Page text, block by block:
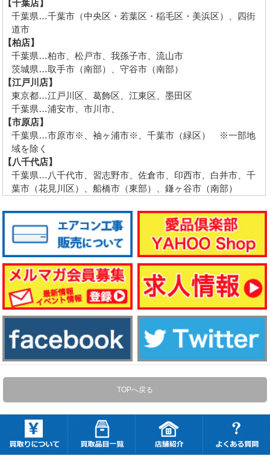
【千葉店】
千葉県…千葉市（中央区・若葉区・稲毛区・美浜区）、四街
道市
【柏店】
千葉県…柏市、松戸市、我孫子市、流山市
茨城県…取手市（南部）、守谷市（南部）
【江戸川店】
東京都…江戸川区、葛飾区、江東区、墨田区
千葉県…浦安市、市川市、
【市原店】
千葉県…市原市※、袖ヶ浦市※、千葉市（緑区） ※一部地
域を除く
【八千代店】
千葉県…八千代市、習志野市、佐倉市、印西市、白井市、千
葉市（花見川区）、船橋市（東部）、鎌ヶ谷市（南部）
TOPへ戻る